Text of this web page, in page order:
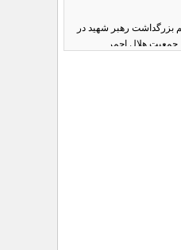
از ۴۰ مراسم بزرگداشت رهبر شهید در
جمعیت هلال احمر